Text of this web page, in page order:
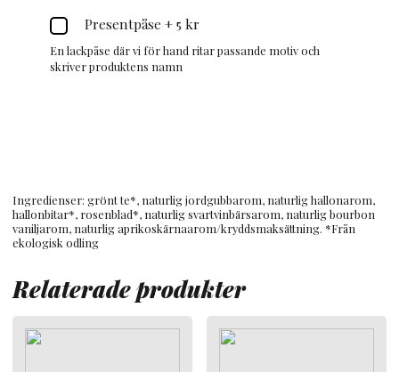
Presentpåse + 5 kr
En lackpåse där vi för hand ritar passande motiv och
skriver produktens namn
Ingredienser: grönt te*, naturlig jordgubbarom, naturlig hallonarom,
hallonbitar*, rosenblad*, naturlig svartvinbärsarom, naturlig bourbon
vaniljarom, naturlig aprikoskärnaarom/kryddsmaksättning. *Från
ekologisk odling
Relaterade produkter